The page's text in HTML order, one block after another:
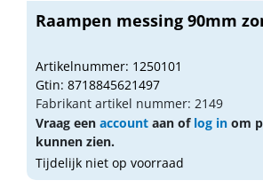
Raampen messing 90mm
Artikelnummer: 1250101
Gtin: 8718845621497
Fabrikant artikel nummer: 2149
Vraag een account aan of log in om
kunnen zien.
Tijdelijk niet op voorraad